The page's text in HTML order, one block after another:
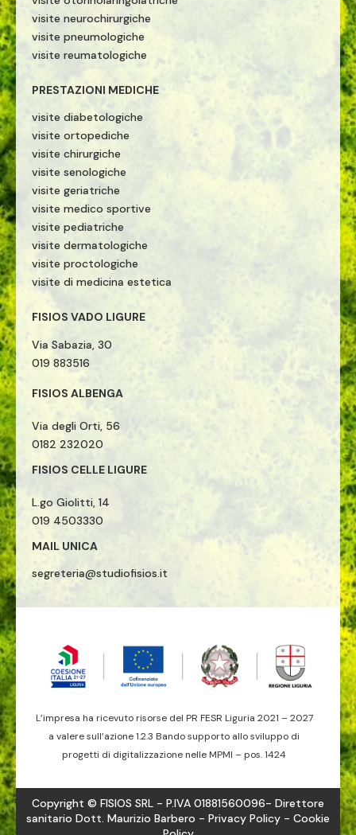
visite neurochirurgiche
visite pneumologiche
visite reumatologiche
PRESTAZIONI MEDICHE
visite diabetologiche
visite ortopediche
visite chirurgiche
visite senologiche
visite geriatriche
visite medico sportive
visite pediatriche
visite dermatologiche
visite proctologiche
visite di medicina estetica
FISIOS VADO LIGURE
Via Sabazia, 30
019 883516
FISIOS ALBENGA
Via degli Orti, 56
0182 232020
FISIOS CELLE LIGURE
L.go Giolitti, 14
019 4503330
MAIL UNICA
segreteria@studiofisios.it
L’impresa ha ricevuto risorse del PR FESR Liguria 2021 – 2027
a valere sull’azione 1.2.3 Bando supporto allo sviluppo di
progetti di digitalizzazione nelle MPMI – pos. 1424
Copyright © FISIOS SRL - P.IVA 01881560096- Direttore
sanitario Dott. Maurizio Barbero - Privacy Policy - Cookie